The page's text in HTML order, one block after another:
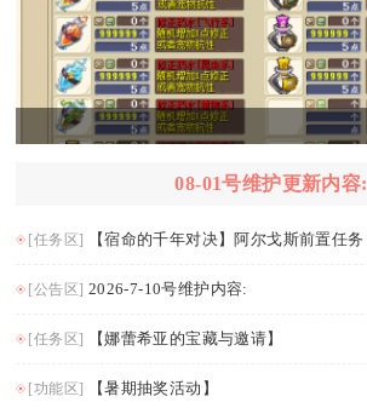
08-01号维护更新内容:
[任务区] 【宿命的千年对决】阿尔戈斯前置任务
[公告区] 2026-7-10号维护内容:
[任务区] 【娜蕾希亚的宝藏与邀请】
[功能区] 【暑期抽奖活动】